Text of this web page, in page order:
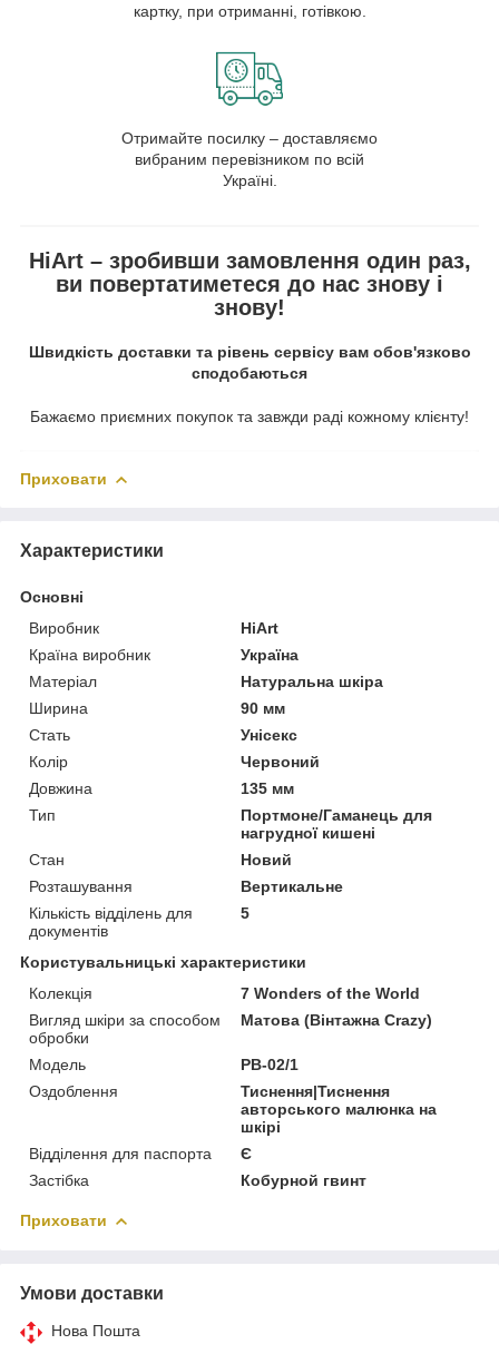
картку, при отриманні, готівкою.
Отримайте посилку – доставляємо
вибраним перевізником по всій
Україні.
HiArt – зробивши замовлення один раз,
ви повертатиметеся до нас знову і
знову!
Швидкість доставки та рівень сервісу вам обов'язково
сподобаються
Бажаємо приємних покупок та завжди раді кожному клієнту!
Приховати
Характеристики
Основні
Виробник
HiArt
Країна виробник
Україна
Матеріал
Натуральна шкіра
Ширина
90 мм
Стать
Унісекс
Колір
Червоний
Довжина
135 мм
Тип
Портмоне/Гаманець для
нагрудної кишені
Стан
Новий
Розташування
Вертикальне
Кількість відділень для
документів
5
Користувальницькі характеристики
Колекція
7 Wonders of the World
Вигляд шкіри за способом
обробки
Матова (Вінтажна Crazy)
Модель
PB-02/1
Оздоблення
Тиснення|Тиснення
авторського малюнка на
шкірі
Відділення для паспорта
Є
Застібка
Кобурной гвинт
Приховати
Умови доставки
Нова Пошта